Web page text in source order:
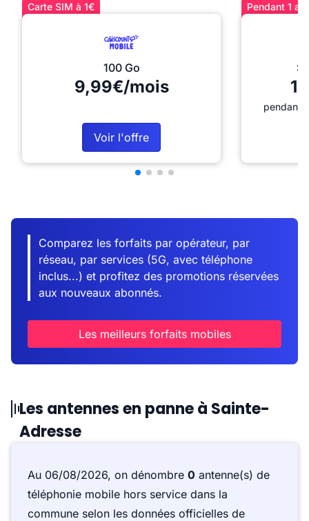
Carte SIM à 1€
100 Go
9,99€/mois
Voir l'offre
Pendant 1
pendant
Comparez les forfaits par opérateur, par
réseau, par services (5G, avec téléphone
inclus...) et profitez des promotions réservées
aux nouveaux abonnés.
Les meilleurs forfaits mobiles
Les antennes en panne à Sainte-
Adresse
Au 06/08/2026, on dénombre 0 antenne(s) de
téléphonie mobile hors service dans la
commune selon les données officielles de